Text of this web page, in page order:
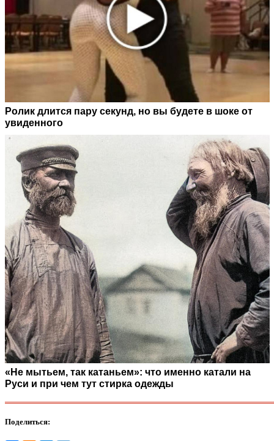
Ролик длится пару секунд, но вы будете в шоке от
увиденного
«Не мытьем, так катаньем»: что именно катали на
Руси и при чем тут стирка одежды
Поделиться: